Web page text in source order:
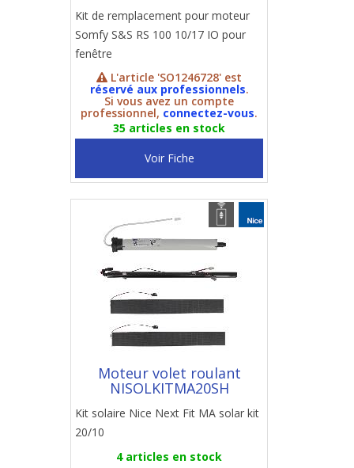
Kit de remplacement pour moteur
Somfy S&S RS 100 10/17 IO pour
fenêtre
L'article 'SO1246728' est
réservé aux professionnels.
Si vous avez un compte
professionnel, connectez-vous.
35 articles en stock
Voir Fiche
Moteur volet roulant
NISOLKITMA20SH
Kit solaire Nice Next Fit MA solar kit
20/10
4 articles en stock